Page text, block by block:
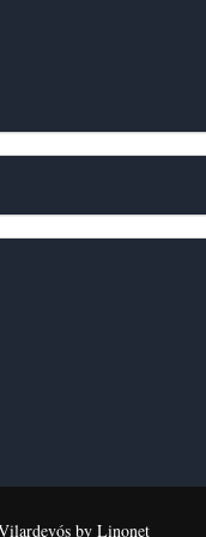
by Linonet